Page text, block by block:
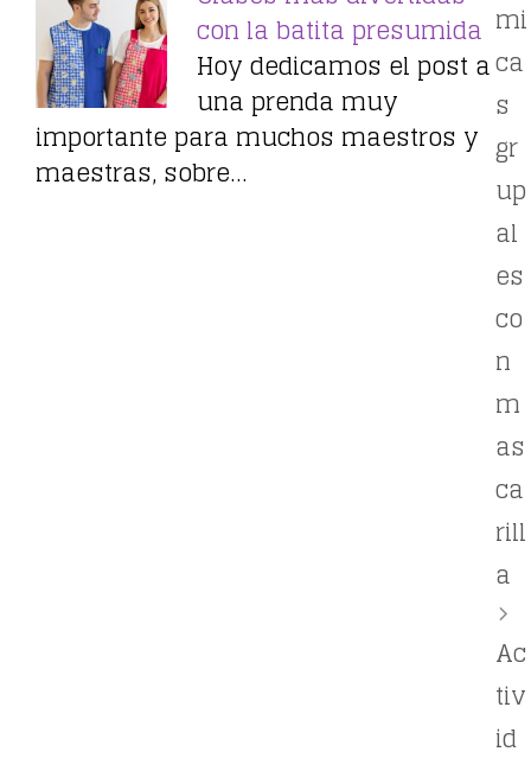
con la batita presumida
Hoy dedicamos el post a
una prenda muy
importante para muchos maestros y
maestras, sobre…
mi
ca
s
gr
up
al
es
co
n
m
as
ca
rill
a
Ac
tiv
id